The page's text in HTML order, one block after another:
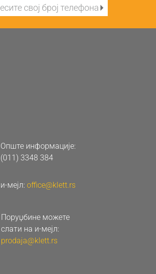
Опште информације:
(011) 3348 384
и-мејл: office@klett.rs
Поруџбине можете
слати на и-мејл:
prodaja@klett.rs